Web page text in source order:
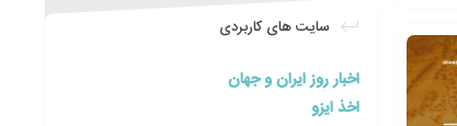
سایت های کاربردی
اخبار روز ایران و جهان
اخذ ایزو